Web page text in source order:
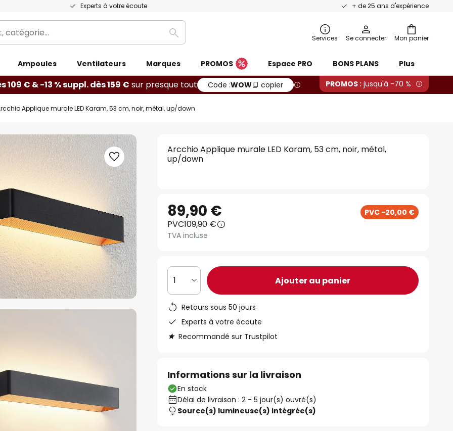
Experts à votre écoute + de 25 ans d'expérience
Mon panier
Rechercher Services Se connecter
Ampoules Ventilateurs Marques PROMOS Espace PRO BONS PLANS Plus
109 € & -13 % suppl. dès 159 € sur presque tout Code :WOW copier PROMOS : jusqu'à -70 %
Applique murale LED Karam, 53 cm, noir, métal, up/down
Arcchio Applique murale LED Karam, 53 cm, noir, métal,
up/down
89,90 € PVC -20,00 €
PVC109,90 €
TVA incluse
1 Ajouter au panier
Retours sous 50 jours
Experts à votre écoute
Recommandé sur Trustpilot
Informations sur la livraison
En stock
Délai de livraison : 2 - 5 jour(s) ouvré(s)
Source(s) lumineuse(s) intégrée(s)